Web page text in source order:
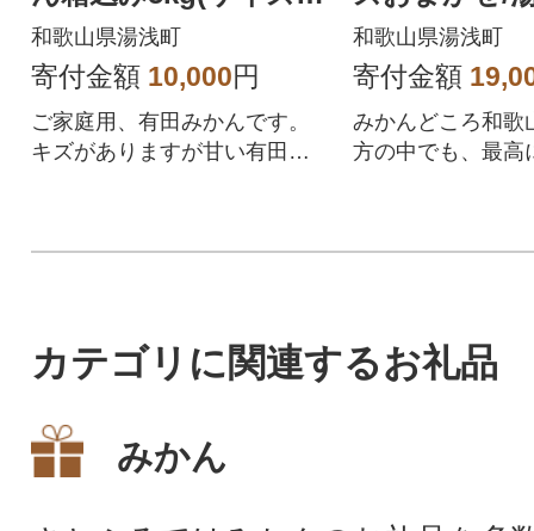
まかせ)
和歌山県湯浅町
寄付金額 10,000円
ご家庭用、有田みかんです。
キズがありますが甘い有田み
村地区産/産
和歌山県湯浅町
寄付金額
みかんどころ和歌
方の中でも、最高
カテゴリに関連するお礼品
みかん